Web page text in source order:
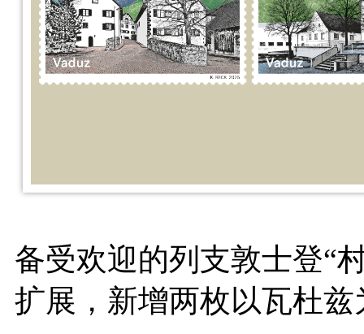
备受欢迎的列支敦士登“
扩展，新增两枚以瓦杜